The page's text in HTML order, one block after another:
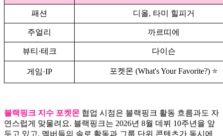
패션 디올, 타미 힐피거
주얼리 까르띠에
뷰티·테크 다이슨
게임·IP 포켓몬 (What's Your Favorite?) ⭐
블랙핑크 지수 포켓몬 협업 시점은 블랙핑크 활동 흐름과도 자
연스럽게 맞물려요. 블랙핑크는 2026년 8월 데뷔 10주년을 앞
두고 있고, 멤버들의 솔로 활동과 그룹 단위 콘텐츠가 동시에